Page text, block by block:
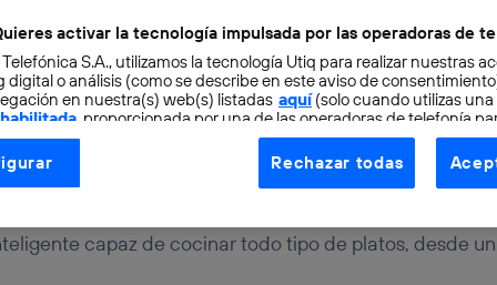
inteligente cocina
capaz de cocinar todo tipo de platos, desde
activar la tecnología impulsada por las operadoras de
S.A., utilizamos la tecnología Utiq para realizar nuestras
digital o análisis (como se describe en este aviso de
en nuestra(s) web(s) listadas aquí(solo cuando utilizas una
, proporcionada por una de las operadoras de telefonía
consentimiento en cada página web).
Utiq está diseñada con la privacidad como prioridad
tu dirección IP y otra información de la cuenta de cliente de
a la conexión que utilizas (p. ej., número de teléfono móvil).
Rechazar todas